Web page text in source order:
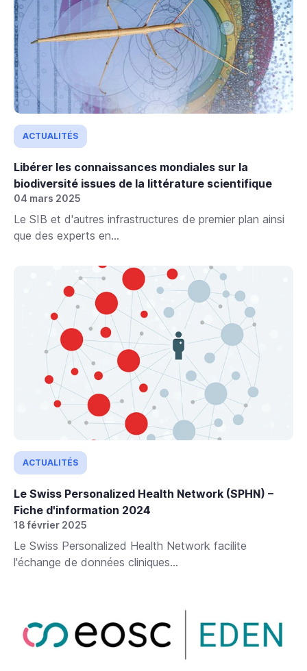
ACTUALITÉS
Libérer les connaissances mondiales sur la
biodiversité issues de la littérature scientifique
04 mars 2025
Le SIB et d'autres infrastructures de premier plan ainsi
que des experts en...
ACTUALITÉS
Le Swiss Personalized Health Network (SPHN) –
Fiche d'information 2024
18 février 2025
Le Swiss Personalized Health Network facilite
l'échange de données cliniques...